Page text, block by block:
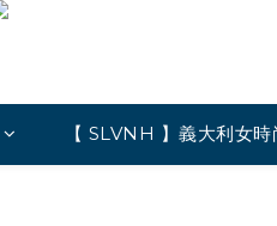
【 SLVNH 】義大利女時